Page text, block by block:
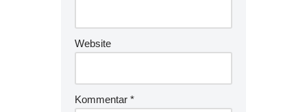
Website
Kommentar *